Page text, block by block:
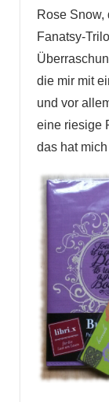
Rose Snow,
Fanatsy-
die mir mit
und vor
eine riesige
das hat